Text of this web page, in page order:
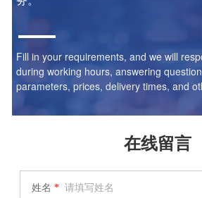
Fill in your requirements, and we will
during working hours, answering
parameters, prices, delivery times, and
在线留言
姓名 *